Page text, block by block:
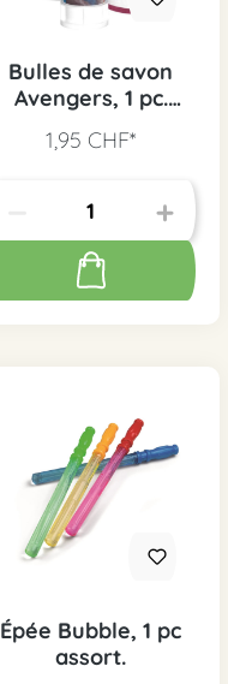
Bulles de savon
Avengers, 1 pc.
1,95 CHF*
Épée Bubble, 1 pc
assort.